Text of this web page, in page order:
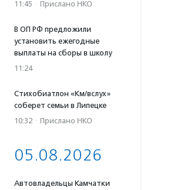
11:45 · Прислано НКО
В ОП РФ предложили
установить ежегодные
выплаты на сборы в школу
11:24
Стихобиатлон «Км/вслух»
соберет семьи в Липецке
10:32 · Прислано НКО
05.08.2026
Автовладельцы Камчатки